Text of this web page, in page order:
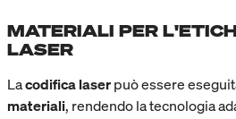
MATERIALI PER
LASER
Lacodifica laserpuò essere
materiali, rendendo la tecnologia